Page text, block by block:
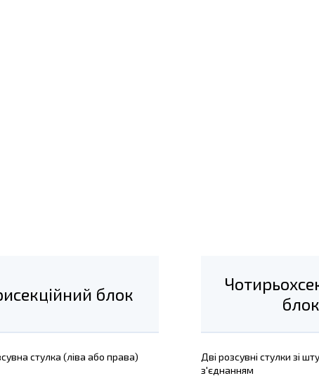
блок
стулка (ліва або права)
блок
Дві розсувні стулки зі
з'єднанням